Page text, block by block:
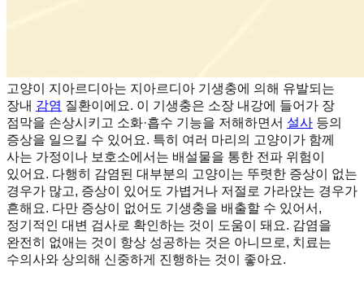
고양이 지아르디아는 지아르디아 기생충에 의해 유발되는
장내 감염 질환이에요. 이 기생충은 소장 내강에 들어가 장
점막을 손상시키고 소화·흡수 기능을 저해하면서 설사 등의
증상을 일으킬 수 있어요. 특히 여러 마리의 고양이가 함께
사는 가정이나 보호소에서는 배설물을 통한 전파 위험이
있어요. 다행히 감염된 대부분의 고양이는 뚜렷한 증상이 없는
경우가 많고, 증상이 있어도 가볍거나 저절로 가라앉는 경우가
흔해요. 다만 증상이 없어도 기생충을 배출할 수 있어서,
정기적인 대변 검사로 확인하는 것이 도움이 돼요. 감염을
완전히 없애는 것이 항상 성공하는 것은 아니므로, 치료는
수의사와 상의해 신중하게 진행하는 것이 좋아요.